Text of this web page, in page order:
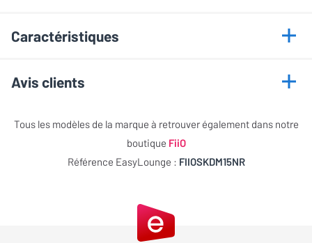
Descriptif détaillé
SK-DM15 Noir
Caractéristiques
Informations générales
SK-DM15 Noir
Avis clients
Cet article n'a pas encore recueilli d'évaluations
0 / 5
Tous les modèles de la marque à retrouver également dans notre
boutique FiiO
Référence EasyLounge : FIIOSKDM15NR